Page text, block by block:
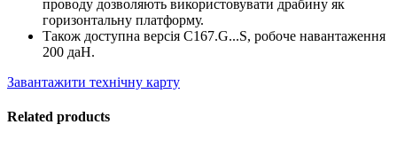
проводу дозволяють використовувати драбину як
горизонтальну платформу.
Також доступна версія C167.G...S, робоче навантаження
200 даН.
Завантажити технічну карту
Related products